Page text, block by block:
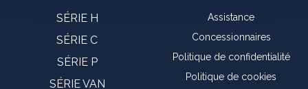
SÉRIE H
SÉRIE C
SÉRIE P
SÉRIE VAN
Assistance
Concessionnaires
Politique de confidentialité
Politique de cookies